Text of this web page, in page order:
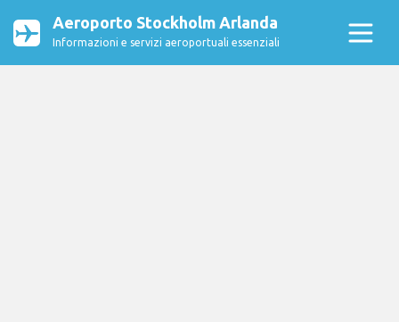
Aeroporto Stockholm Arlanda
Informazioni e servizi aeroportuali essenziali